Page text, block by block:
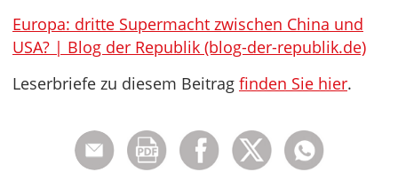
Europa: dritte Supermacht zwischen China und
USA? | Blog der Republik (blog-der-republik.de)
Leserbriefe zu diesem Beitrag finden Sie hier.